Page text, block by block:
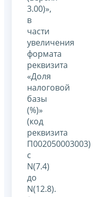
3.00)»,
в
части
увеличения
формата
реквизита
«Доля
налоговой
базы
(%)»
(код
реквизита
П002050003003)
с
N(7.4)
до
N(12.8).